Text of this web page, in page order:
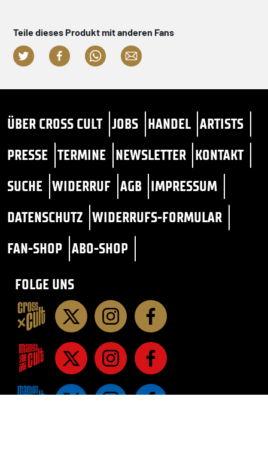
Teile dieses Produkt mit anderen Fans
ÜBER CROSS CULT JOBS HANDEL ARTISTS
PRESSE TERMINE NEWSLETTER KONTAKT
SUCHE WIDERRUF AGB IMPRESSUM
DATENSCHUTZ WIDERRUFS-FORMULAR
FAN-SHOP ABO-SHOP
FOLGE UNS